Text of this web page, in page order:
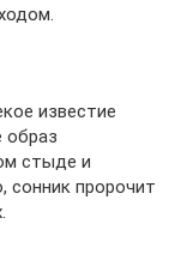
известие
образ
стыде и
сонник пророчит